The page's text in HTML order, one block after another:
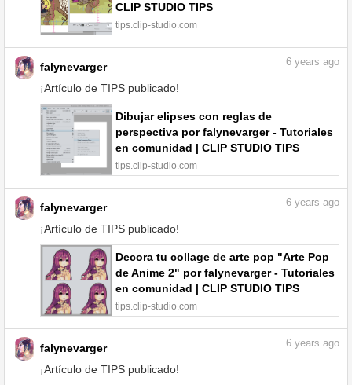
CLIP STUDIO TIPS
tips.clip-studio.com
falynevarger
¡Artículo de TIPS publicado!
6 years ago
Dibujar elipses con reglas de
perspectiva por falynevarger - Tutoriales
en comunidad | CLIP STUDIO TIPS
tips.clip-studio.com
falynevarger
¡Artículo de TIPS publicado!
6 years ago
Decora tu collage de arte pop "Arte Pop
de Anime 2" por falynevarger - Tutoriales
en comunidad | CLIP STUDIO TIPS
tips.clip-studio.com
falynevarger
¡Artículo de TIPS publicado!
6 years ago